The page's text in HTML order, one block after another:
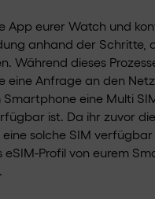
App eurer Watch und
anhand der Schritte,
Während dieses
eine Anfrage an den
Smartphone eine Multi
ist. Da ihr zuvor
solche SIM
eSIM-Profil von eurem